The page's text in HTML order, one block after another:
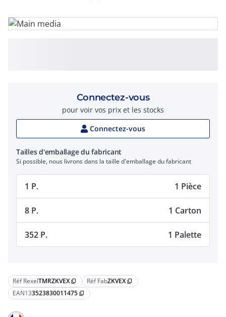
Réf RexelTMRZKVEX content_copy Réf FabZKVEX content_copy
EAN133523830011475 content_copy
Connectez-vous
pour voir vos prix et les stocks
Connectez-vous
Tailles d'emballage du fabricant
Si possible, nous livrons dans la taille d'emballage du fabricant
1 P. 1 Pièce
8 P. 1 Carton
352 P. 1 Palette